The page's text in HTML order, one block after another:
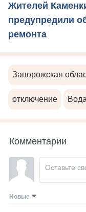
Жителей
предупредили
ремонта
Запорожская
отключение
Комментарии
Новые